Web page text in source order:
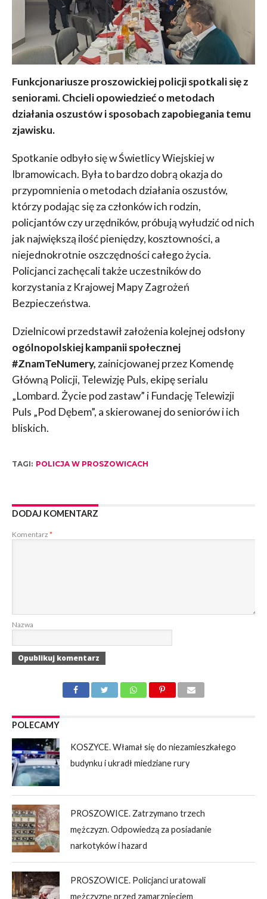
Funkcjonariusze proszowickiej policji spotkali się z
seniorami. Chcieli opowiedzieć o metodach
działania oszustów i sposobach zapobiegania temu
zjawisku.
Spotkanie odbyło się w Świetlicy Wiejskiej w
Ibramowicach. Była to bardzo dobrą okazja do
przypomnienia o metodach działania oszustów,
którzy podając się za członków ich rodzin,
policjantów czy urzędników, próbują wyłudzić od nich
jak największą ilość pieniędzy, kosztowności, a
niejednokrotnie oszczędności całego życia.
Policjanci zachęcali także uczestników do
korzystania z Krajowej Mapy Zagrożeń
Bezpieczeństwa.
Dzielnicowi przedstawił założenia kolejnej odsłony
ogólnopolskiej kampanii społecznej
#ZnamTeNumery, zainicjowanej przez Komendę
Główną Policji, Telewizję Puls, ekipę serialu
„Lombard. Życie pod zastaw” i Fundację Telewizji
Puls „Pod Dębem”, a skierowanej do seniorów i ich
bliskich.
TAGI: POLICJA W PROSZOWICACH
DODAJ KOMENTARZ
Komentarz *
Nazwa
POLECAMY
KOSZYCE. Włamał się do niezamieszkałego
budynku i ukradł miedziane rury
PROSZOWICE. Zatrzymano trzech
mężczyzn. Odpowiedzą za posiadanie
narkotyków i hazard
PROSZOWICE. Policjanci uratowali
mężczyznę przed zamarznięciem